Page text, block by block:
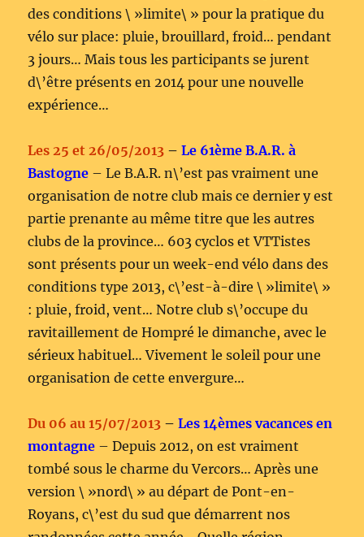
des conditions \ »limite\ » pour la pratique du
vélo sur place: pluie, brouillard, froid… pendant
3 jours… Mais tous les participants se jurent
d\’être présents en 2014 pour une nouvelle
expérience…
Les 25 et 26/05/2013 –Le 61ème B.A.R. à
Bastogne – Le B.A.R. n\’est pas vraiment une
organisation de notre club mais ce dernier y est
partie prenante au même titre que les autres
clubs de la province… 603 cyclos et VTTistes
sont présents pour un week-end vélo dans des
conditions type 2013, c\’est-à-dire \ »limite\ »
: pluie, froid, vent… Notre club s\’occupe du
ravitaillement de Hompré le dimanche, avec le
sérieux habituel… Vivement le soleil pour une
organisation de cette envergure…
Du 06 au 15/07/2013 –Les 14èmes vacances en
montagne – Depuis 2012, on est vraiment
tombé sous le charme du Vercors… Après une
version \ »nord\ » au départ de Pont-en-
Royans, c\’est du sud que démarrent nos